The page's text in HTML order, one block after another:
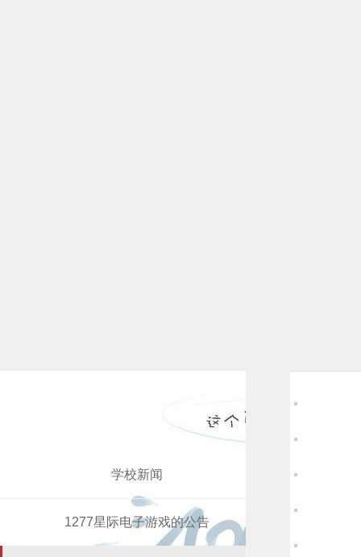
学校新闻
1277星际电子游戏的公告